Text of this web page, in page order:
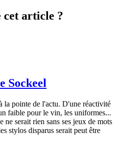
cet article ?
Sockeel
la pointe de l'actu. D'une réactivité
faible pour le vin, les uniformes...
ne serait rien sans ses jeux de mots
stylos disparus serait peut être